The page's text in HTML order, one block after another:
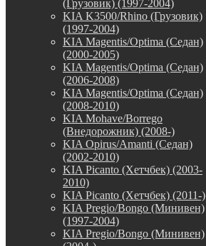
(Грузовик) (1997-2004)
KIA K3500/Rhino (Грузовик)
(1997-2004)
KIA Magentis/Optima (Седан)
(2000-2005)
KIA Magentis/Optima (Седан)
(2006-2008)
KIA Magentis/Optima (Седан)
(2008-2010)
KIA Mohave/Borrego
(Внедорожник) (2008-)
KIA Opirus/Amanti (Седан)
(2002-2010)
KIA Picanto (Хетчбек) (2003-
2010)
KIA Picanto (Хетчбек) (2011-)
KIA Pregio/Bongo (Минивен)
(1997-2004)
KIA Pregio/Bongo (Минивен)